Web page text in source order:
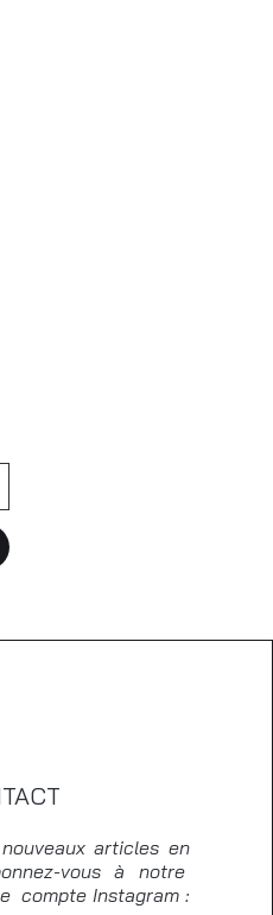
articles en
vous à notre
compte Instagram :